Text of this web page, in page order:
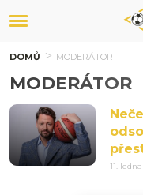
DOMŮ MODERÁTOR
MODERÁTOR
11.